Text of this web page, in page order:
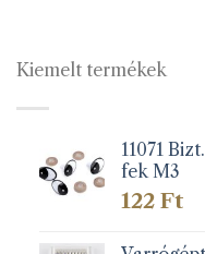
Kiemelt termékek
11071
fek M3
122 Ft